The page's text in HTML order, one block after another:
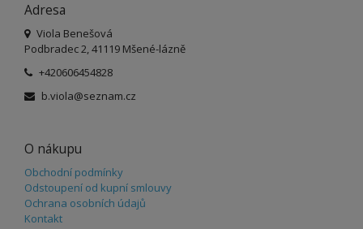
Adresa
Viola Benešová
Podbradec 2, 41119 Mšené-lázně
+420606454828
b.viola@seznam.cz
O nákupu
Obchodní podmínky
Odstoupení od kupní smlouvy
Ochrana osobních údajů
Kontakt